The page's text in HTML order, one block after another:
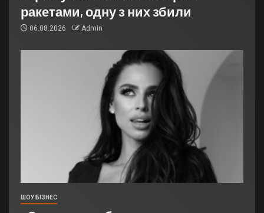
ракетами, одну з них збили
06.08.2026 Admin
ШОУ БІЗНЕС